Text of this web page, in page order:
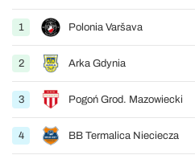
1 Polonia Varšava
2 Arka Gdynia
3 Pogoń Grod. Mazowiecki
4 BB Termalica Nieciecza